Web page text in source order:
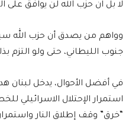
لا بل ان حزب الله لن يوافق
وواهم من يصدق أن حزب الله
جنوب الليطاني، حتى ولو التزم
استمرار الإحتلال الاسرائيلي
“خرق” وقف إطلاق النار